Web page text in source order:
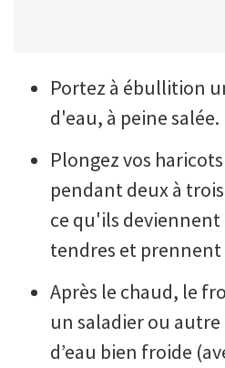
Portez à ébullition
d'eau, à peine salée.
Plongez vos
pendant deux à
ce qu'ils
tendres et
Après le chaud, le
un saladier ou
d’eau bien froide